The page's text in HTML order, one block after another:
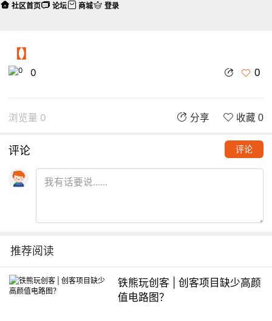
【】
0 0
浏览量 0 分享 收藏 0
评论 评论
推荐阅读
铁熊玩创客 | 创客项目缺少高颜
值电路图？
社区首页 论坛 商城 登录